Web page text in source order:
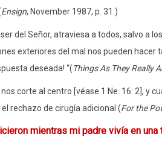
Ensign, November 1987, p. 31.)
del Señor, atraviesa a todos, salvo a
exteriores del mal nos pueden hacer
deseada! “(Things As They Really
corte al centro [véase 1 Ne. 16: 2], y
rechazo de cirugía adicional (For the
mientras mi padre vivía en